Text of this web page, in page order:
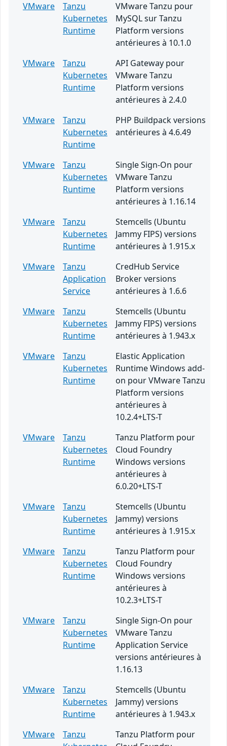
VMware
Tanzu
Kubernetes
Runtime
VMware Tanzu pour
MySQL sur Tanzu
Platform versions
antérieures à 10.1.0
VMware
Tanzu
Kubernetes
Runtime
API Gateway pour
VMware Tanzu
Platform versions
antérieures à 2.4.0
VMware
Tanzu
Kubernetes
Runtime
PHP Buildpack versions
antérieures à 4.6.49
VMware
Tanzu
Kubernetes
Runtime
Single Sign-On pour
VMware Tanzu
Platform versions
antérieures à 1.16.14
VMware
Tanzu
Kubernetes
Runtime
Stemcells (Ubuntu
Jammy FIPS) versions
antérieures à 1.915.x
VMware
Tanzu
Application
Service
CredHub Service
Broker versions
antérieures à 1.6.6
VMware
Tanzu
Kubernetes
Runtime
Stemcells (Ubuntu
Jammy FIPS) versions
antérieures à 1.943.x
VMware
Tanzu
Kubernetes
Runtime
Elastic Application
Runtime Windows add-
on pour VMware Tanzu
Platform versions
antérieures à
10.2.4+LTS-T
VMware
Tanzu
Kubernetes
Runtime
Tanzu Platform pour
Cloud Foundry
Windows versions
antérieures à
6.0.20+LTS-T
VMware
Tanzu
Kubernetes
Runtime
Stemcells (Ubuntu
Jammy) versions
antérieures à 1.915.x
VMware
Tanzu
Kubernetes
Runtime
Tanzu Platform pour
Cloud Foundry
Windows versions
antérieures à
10.2.3+LTS-T
VMware
Tanzu
Kubernetes
Runtime
Single Sign-On pour
VMware Tanzu
Application Service
versions antérieures à
1.16.13
VMware
Tanzu
Kubernetes
Runtime
Stemcells (Ubuntu
Jammy) versions
antérieures à 1.943.x
VMware
Tanzu
Tanzu Platform pour